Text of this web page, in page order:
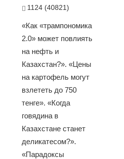
1124 (40821)
«Как «трампономика
2.0» может повлиять
на нефть и
Казахстан?». «Цены
на картофель могут
взлететь до 750
тенге». «Когда
говядина в
Казахстане станет
деликатесом?».
«Парадоксы